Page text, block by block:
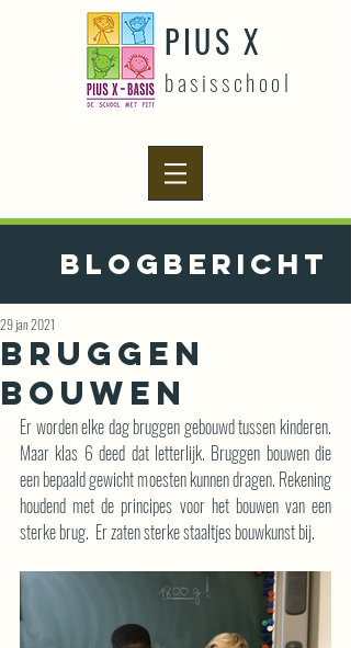
PIUS X
basisschool
Blogbericht
Bruggen
bouwen
29 jan 2021
Er worden elke dag bruggen gebouwd tussen kinderen.
Maar klas 6 deed dat letterlijk. Bruggen bouwen die
een bepaald gewicht moesten kunnen dragen. Rekening
houdend met de principes voor het bouwen van een
sterke brug.  Er zaten sterke staaltjes bouwkunst bij.